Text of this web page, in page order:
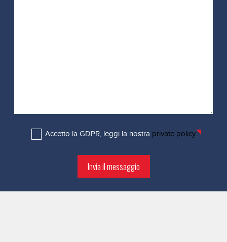
Accetto la GDPR, leggi la nostra private policy
Invia il messaggio